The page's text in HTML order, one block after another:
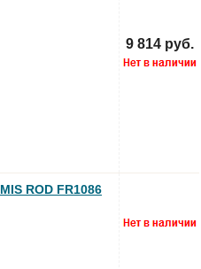
9 814 руб.
ROD FR1086